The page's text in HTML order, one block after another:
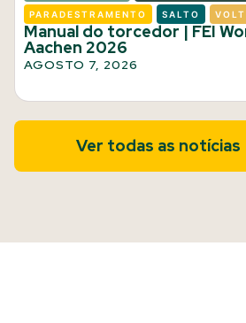
PARADESTRAMENTO SALTO
Manual do torcedor | FEI
Aachen 2026
AGOSTO 7, 2026
Ver todas as notícias